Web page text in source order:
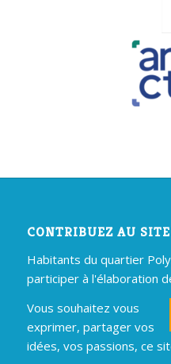
CONTRIBUEZ AU
Habitants du quartier
participer à l'élaboration
Vous souhaitez vous
exprimer, partager vos
idées, vos passions, ce